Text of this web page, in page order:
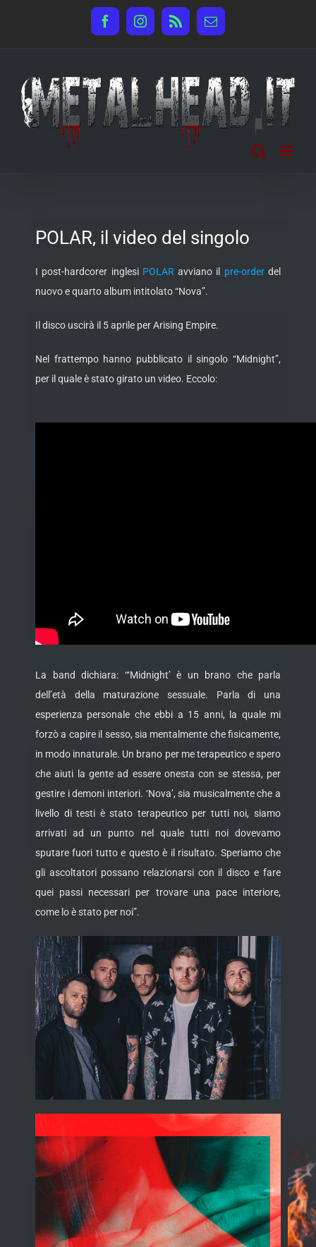
FacebookInstagram
Rss Email
POLAR, il video del singolo
I post-hardcorer inglesi POLARavviano il pre-orderdel
nuovo e quarto album intitolato “Nova”.
Il disco uscirà il 5 aprile per Arising Empire.
Nel frattempo hanno pubblicato il singolo “Midnight”,
per il quale è stato girato un video. Eccolo:
La band dichiara: “‘Midnight’ è un brano che parla
dell’età della maturazione sessuale. Parla di una
esperienza personale che ebbi a 15 anni, la quale mi
forzò a capire il sesso, sia mentalmente che fisicamente,
in modo innaturale. Un brano per me terapeutico e spero
che aiuti la gente ad essere onesta con se stessa, per
gestire i demoni interiori. ‘Nova’, sia musicalmente che a
livello di testi è stato terapeutico per tutti noi, siamo
arrivati ad un punto nel quale tutti noi dovevamo
sputare fuori tutto e questo è il risultato. Speriamo che
gli ascoltatori possano relazionarsi con il disco e fare
quei passi necessari per trovare una pace interiore,
come lo è stato per noi”.